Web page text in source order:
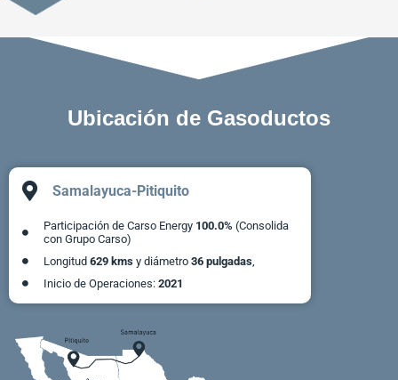
Ubicación de Gasoductos
Samalayuca-Pitiquito
Participación de Carso Energy 100.0% (Consolida
con Grupo Carso)
Longitud 629 kmsy diámetro 36 pulgadas,
Inicio de Operaciones: 2021